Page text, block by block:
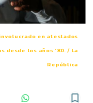
en atestados
los años '80. / La
República